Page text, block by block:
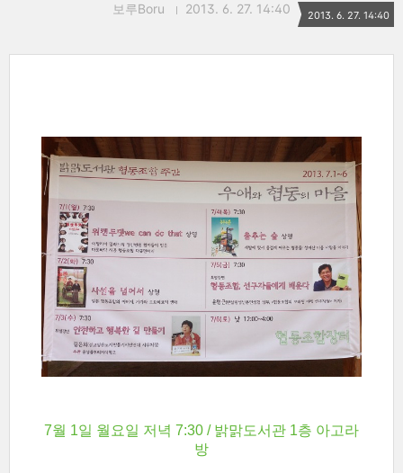
보루Boru 2013. 6. 27. 14:40 2013. 6. 27. 14:40
7월 1일 월요일 저녁 7:30 / 밝맑도서관 1층 아고라
방